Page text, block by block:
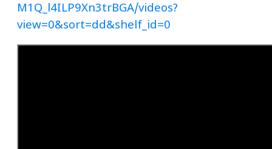
M1Q_l4ILP9Xn3trBGA/videos?
view=0&sort=dd&shelf_id=0